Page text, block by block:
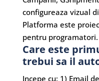
configureaza vizual
Platforma este
pentru programatori.
Care este
trebui sa il
Incepe cu: 1) Email